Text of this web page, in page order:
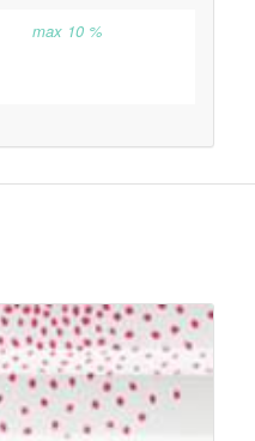
max 10 %